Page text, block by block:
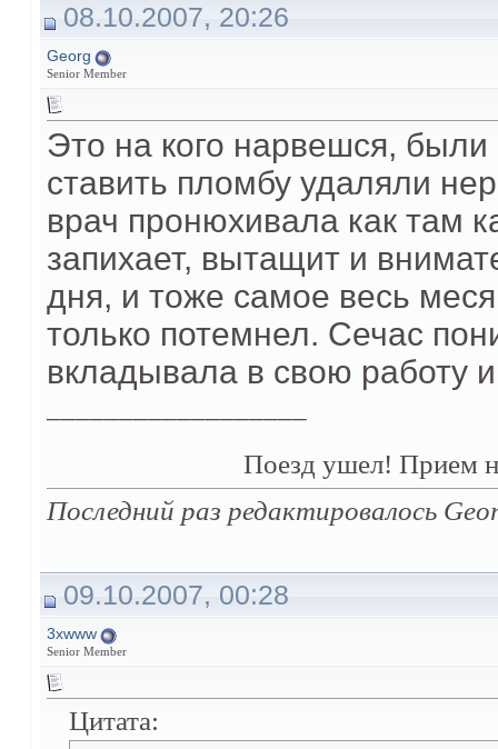
08.10.2007, 20:26
Georg
Senior Member
Это на кого нарвешся,
ставить пломбу удаляли
врач пронюхивала как там
запихает, вытащит и
дня, и тоже самое весь
только потемнел. Сечас
вкладывала в свою работу и
Поезд ушел! Прием
Последний раз редактировалось
09.10.2007, 00:28
3xwww
Senior Member
Цитата: